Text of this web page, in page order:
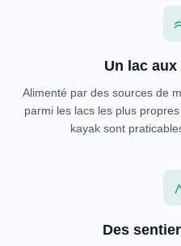
Un lac
Alimenté par des sources de
parmi les lacs les plus
kayak sont
Des